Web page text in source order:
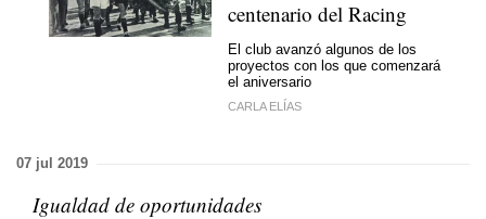
centenario del Racing
El club avanzó algunos de los
proyectos con los que comenzará
el aniversario
CARLA ELÍAS
07 jul 2019
Igualdad de oportunidades